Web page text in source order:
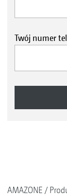
Twój numer
AMAZONE